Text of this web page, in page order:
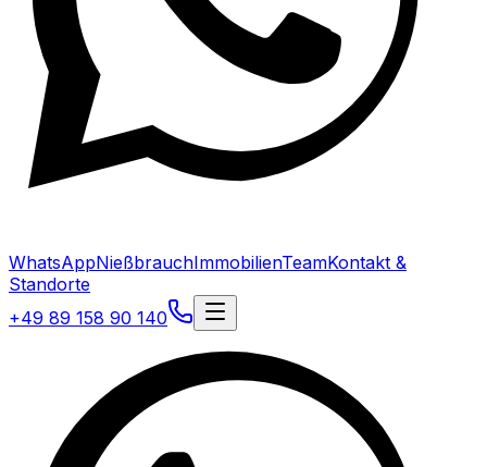
WhatsAppNießbrauchImmobilienTeamKontakt &
Standorte
+49 89 158 90 140